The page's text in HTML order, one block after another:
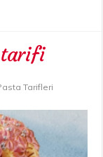
tarifi
Tarifleri